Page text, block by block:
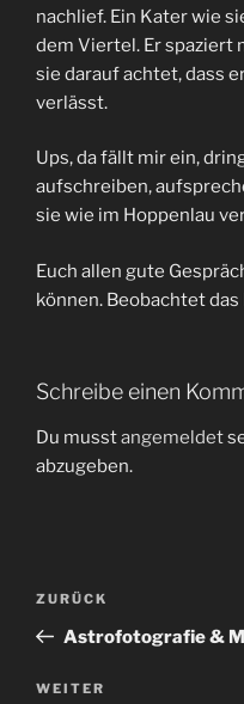
nachlief. Ein Kater wie
dem Viertel. Er spaziert
sie darauf achtet, dass
verlässt.
Ups, da fällt mir ein,
aufschreiben,
sie wie im Hoppenlau
Euch allen gute
können. Beobachtet das
Schreibe einen
Du musstangemeldet
abzugeben.
Beitragsnavigation
Vorheriger
Beitrag
ZURÜCK
Astrofotografie &
Nächster
WEITER